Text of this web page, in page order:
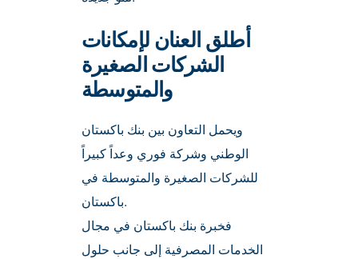
أطلق العنان لإمكانات
الشركات الصغيرة
والمتوسطة
ويحمل التعاون بين بنك باكستان
الوطني وشركة فوري وعداً كبيراً
للشركات الصغيرة والمتوسطة في
باكستان.
فخبرة بنك باكستان في مجال
الخدمات المصرفية إلى جانب حلول